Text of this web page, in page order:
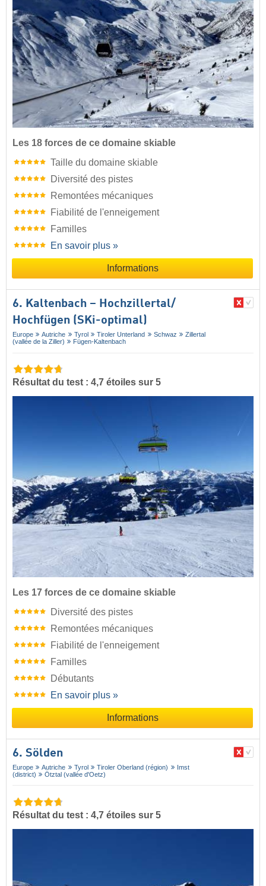
Les 18 forces de ce domaine skiable
Taille du domaine skiable
Diversité des pistes
Remontées mécaniques
Fiabilité de l'enneigement
Familles
En savoir plus »
Informations
6. Kaltenbach – Hochzillertal/​
Hochfügen (SKi-optimal)
Europe Autriche Tyrol Tiroler Unterland Schwaz
Zillertal
(vallée de la Ziller)
Fügen-Kaltenbach
Résultat du test : 4,7 étoiles sur 5
Les 17 forces de ce domaine skiable
Diversité des pistes
Remontées mécaniques
Fiabilité de l'enneigement
Familles
Débutants
En savoir plus »
Informations
6. Sölden
Europe Autriche Tyrol Tiroler Oberland (région)
Imst
(district)
Ötztal (vallée d'Oetz)
Résultat du test : 4,7 étoiles sur 5